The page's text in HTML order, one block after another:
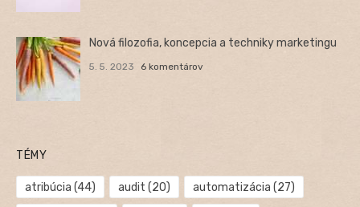
Nová filozofia, koncepcia a techniky marketingu
5. 5. 2023 6 komentárov
TÉMY
atribúcia (44) audit (20) automatizácia (27)